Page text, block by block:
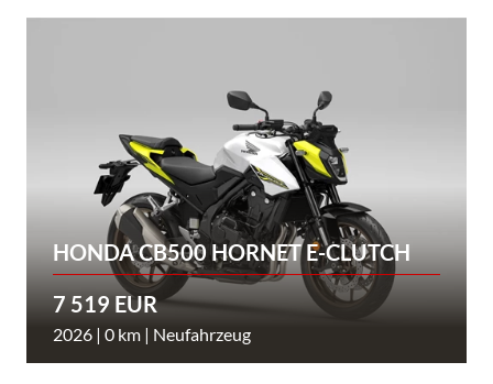
HONDA CB500 HORNET E-CLUTCH
7 519 EUR
2026 | 0 km | Neufahrzeug